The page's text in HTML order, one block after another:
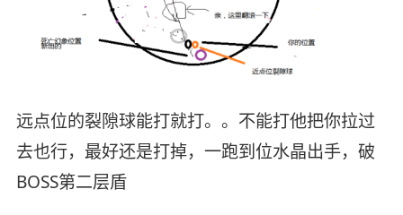
远点位的裂隙球能打就打。。不能打他把你拉过
去也行，最好还是打掉，一跑到位水晶出手，破
BOSS第二层盾